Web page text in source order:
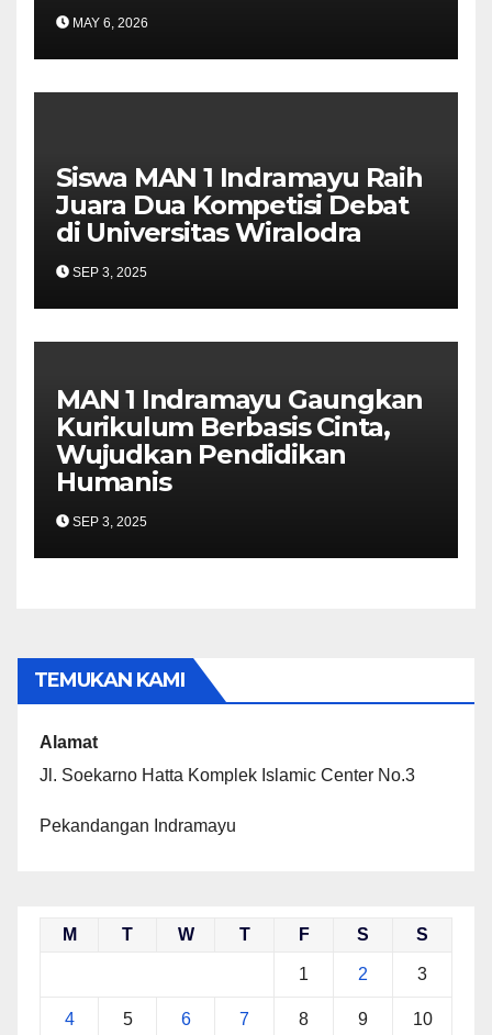
MAY 6, 2026
Siswa MAN 1 Indramayu Raih
Juara Dua Kompetisi Debat
di Universitas Wiralodra
SEP 3, 2025
MAN 1 Indramayu Gaungkan
Kurikulum Berbasis Cinta,
Wujudkan Pendidikan
Humanis
SEP 3, 2025
TEMUKAN KAMI
Alamat
Jl. Soekarno Hatta Komplek Islamic Center No.3
Pekandangan Indramayu
M T W T F S S
1 2 3
4 5 6 7 8 9 10